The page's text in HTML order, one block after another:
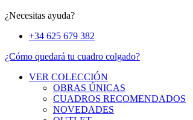
¿Necesitas ayuda?
+34 625 679 382
¿Cómo quedará tu cuadro colgado?
VER COLECCIÓN
OBRAS ÚNICAS
CUADROS RECOMENDADOS
NOVEDADES